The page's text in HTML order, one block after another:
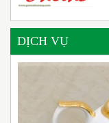
DỊCH VỤ